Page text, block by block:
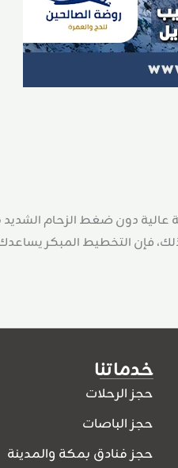
الكريم بروحانية عالية دون
فإن التخطيط المبكر
خدماتنا
حجز الرحلات
حجز الباصات
حجز فنادق بمكة والمدينة